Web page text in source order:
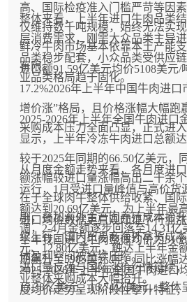
高、国际检疫准入门槛严苛等因
仅维持数千吨规模，始终无法实
鲜冷牛肉市场基本依靠本土产能
有限。
整体来看，上半年进口牛肉品类
层消费需求，刚需大众品类主导
品类稳步配套，小众品类受供应
业品类格局趋于固化。
进口额91.59亿美元均价5108美元/
17.2%2026年上半年中国牛肉进
增价涨”格局，且价格涨幅大幅跑
采购成本压力全面凸显，正式进
2025-2026年上半年全国牛肉进口
显示，上半年冷冻牛肉进口总额
较于2025年同期的66.50亿美元，
额涨幅较进口量涨幅高出二十余
在于全球肉牛整体供给收紧、国
剧，叠加海外主产国养殖成本抬
续上行，国内贸易商海外拿货成
体盈利空间被持续压缩。
从月度金额走势来看，各月度进
运行，1月受进口量峰值与高价货
额达到20.69亿美元，为上半年最
调，2-4月金额逐步回落至14.31亿
元、12.80亿美元，触达上半年金
进口量反弹与国际涨价行情延续
13.38亿美元、16.74亿美元，整体
进口均价数据更直观印证了行业
半年我国进口牛肉整体均价为
期飙升至5985美元/吨，同比涨幅
业整体采购成本大幅抬升。
2025-2026年上半年全国牛肉进口
度均价走势呈现阶段性攀升特征